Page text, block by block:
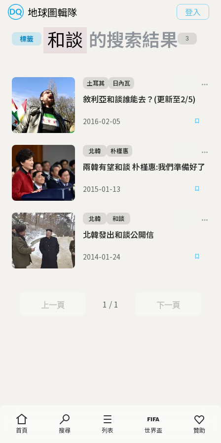
地球圖輯隊 登入
首頁 搜尋 列表 世界盃 贊助
標籤 和談 的搜索結果 3
敘利亞和談誰能去？(更新至2/5)
土耳其 日內瓦
2016-02-05
兩韓有望和談 朴槿惠:我們準備好了
北韓 朴槿惠
2015-01-13
北韓發出和談公開信
北韓 和談
2014-01-24
上一頁
上一頁 1 / 1 下一頁
下一頁